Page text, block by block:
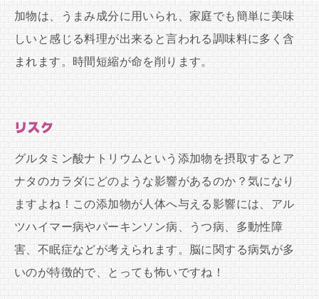
加物は、うまみ成分に用いられ、家庭でも簡単に美味
しいと感じる料理が出来ると言われる調味料に多く含
まれます。時間短縮が命を削ります。
リスク
グルタミン酸ナトリウムという添加物を摂取するとア
ナタのカラダにどのような影響があるのか？気になり
ますよね！この添加物が人体へ与える影響には、アル
ツハイマー病やパーキンソン病、うつ病、多動性障
害、不眠症などが考えられます。脳に関する病気が多
いのが特徴的で、とっても怖いですね！